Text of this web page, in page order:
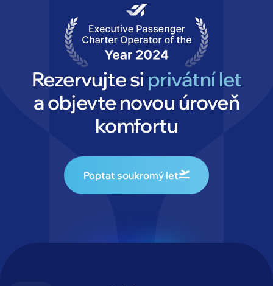
Rezervujte si privátní let
a objevte novou úroveň
komfortu
Poptat soukromý let